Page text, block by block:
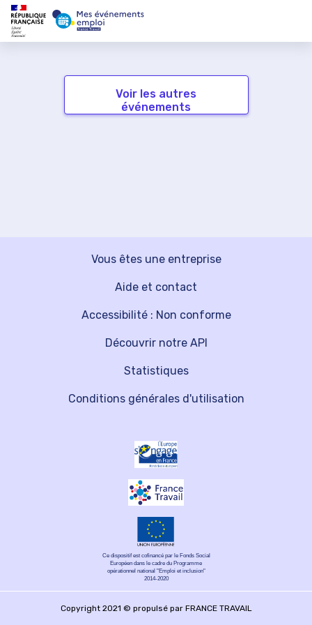
Voir les autres
événements
Vous êtes une entreprise
Découvrir notre API
Aide et contact
Statistiques
Accessibilité : Non conforme
Conditions générales d'utilisation
Ce dispositif est cofinancé par le Fonds Social
Européen dans le cadre du Programme
opérationnel national "Emploi et inclusion"
2014-2020
Copyright 2021 © propulsé par FRANCE TRAVAIL